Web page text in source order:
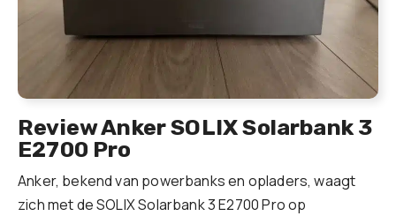
Review Anker SOLIX Solarbank 3
E2700 Pro
Anker, bekend van powerbanks en opladers, waagt
zich met de SOLIX Solarbank 3 E2700 Pro op